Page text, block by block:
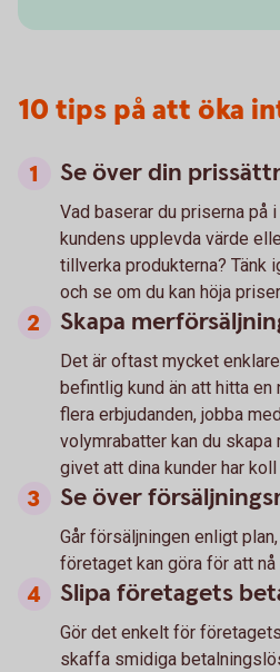
10 tips på att öka
Se över din
Vad baserar du priserna på
kundens upplevda värde
tillverka produkterna? Tänk
och se om du kan höja
Skapa
Det är oftast mycket
befintlig kund än att hitta en
flera erbjudanden, jobba
volymrabatter kan du
givet att dina kunder har
Se över
Går försäljningen enligt
företaget kan göra för att nå
Slipa företagets
Gör det enkelt för
skaffa smidiga